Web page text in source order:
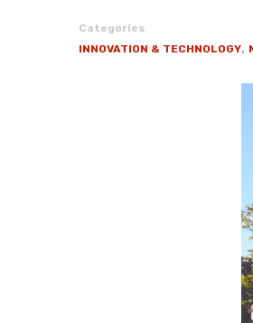
Categories
INNOVATION & TECHNOLOGY,